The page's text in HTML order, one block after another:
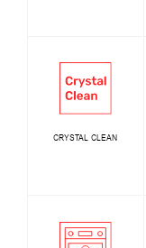
CRYSTAL CLEAN